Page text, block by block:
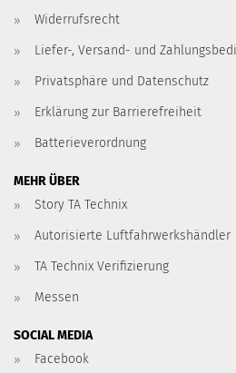
Widerrufsrecht
Liefer-, Versand- und
Privatsphäre und Datenschutz
Erklärung zur Barrierefreiheit
Batterieverordnung
MEHR ÜBER
Story TA Technix
Autorisierte Luftfahrwerkshändler
TA Technix Verifizierung
Messen
SOCIAL MEDIA
Facebook